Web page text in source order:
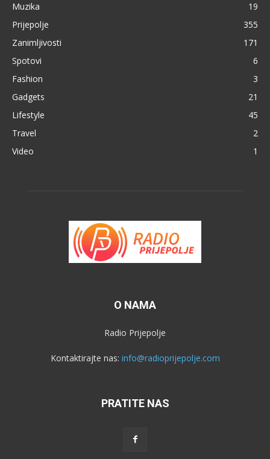
Muzika
19
Prijepolje
355
Zanimljivosti
171
Spotovi
6
Fashion
3
Gadgets
21
Lifestyle
45
Travel
2
Video
1
O NAMA
Radio Prijepolje
Kontaktirajte nas: info@radioprijepolje.com
PRATITE NAS